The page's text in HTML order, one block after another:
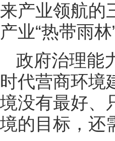
来产业领航的
产业“热带雨
政府治理能
时代营商环境
境没有最好、
境的目标，还